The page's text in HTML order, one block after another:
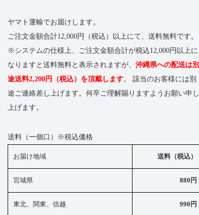
ヤマト運輸でお届けします。
ご注文金額合計12,000円（税込）以上にて、送料無料です。
※システムの仕様上、ご注文金額合計が税込12,000円以上に
なりますと送料無料と表示されますが、 沖縄県への配送は別
途送料2,200円（税込）を頂戴します。 該当のお客様には別
途ご連絡差し上げます。何卒ご理解賜りますようお願い申し
上げます。
送料（一個口）※税込価格
お届け地域 送料（税込）
宮城県 880円
東北、関東、信越 990円